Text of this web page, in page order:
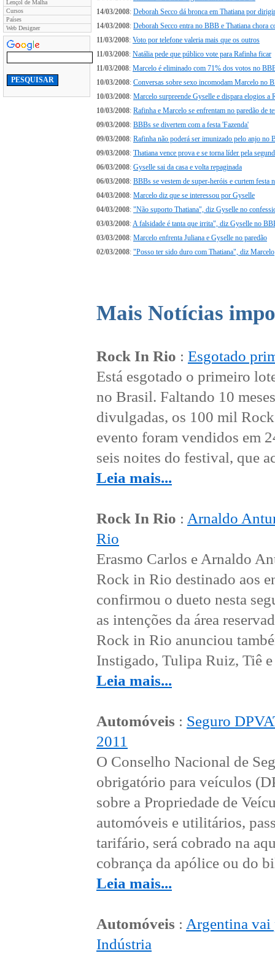
Lençol de Malha
Cursos
Países
Web Designer
14/03/2008: Deborah Secco dá bronca em Thatiana por
14/03/2008: Deborah Secco entra no BBB e Thatiana chora
11/03/2008: Voto por telefone valeria mais que os outros
11/03/2008: Natália pede que público vote para Rafinha ficar
11/03/2008: Marcelo é eliminado com 71% dos votos no
10/03/2008: Conversas sobre sexo incomodam Marcelo no
10/03/2008: Marcelo surpreende Gyselle e dispara elogios a
10/03/2008: Rafinha e Marcelo se enfrentam no paredão de
09/03/2008: BBBs se divertem com a festa 'Fazenda'
09/03/2008: Rafinha não poderá ser imunizado pelo anjo no
09/03/2008: Thatiana vence prova e se torna líder pela
06/03/2008: Gyselle sai da casa e volta repaginada
06/03/2008: BBBs se vestem de super-heróis e curtem festa
04/03/2008: Marcelo diz que se interessou por Gyselle
04/03/2008: "Não suporto Thatiana", diz Gyselle no
03/03/2008:A falsidade é tanta que irrita", diz Gyselle no
03/03/2008: Marcelo enfrenta Juliana e Gyselle no paredão
02/03/2008: "Posso ter sido duro com Thatiana", diz Marcelo
Mais Notícias
Rock In Rio : Esgotado
Está esgotado o primeiro
no Brasil. Faltando 10
divulgadas, os 100 mil
evento foram vendidos em
seis noites do festival, que
Leia mais...
Rock In Rio : Arnaldo
Rio
Erasmo Carlos e Arnaldo
Rock in Rio destinado aos
confirmou o dueto nesta
as intenções da área
Rock in Rio anunciou
Instigado, Tulipa Ruiz, Tiê
Leia mais...
Automóveis : Seguro
2011
O Conselho Nacional de
obrigatório para veículos
sobre a Propriedade de
automóveis e utilitários,
tarifário, será cobrado na
cobrança da apólice ou do
Leia mais...
Automóveis : Argentina
Indústria